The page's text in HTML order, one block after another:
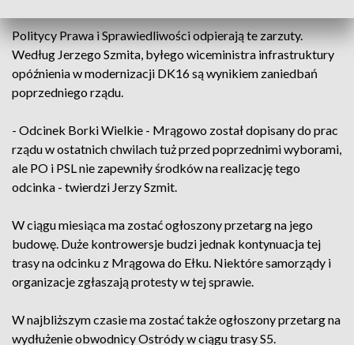
Politycy Prawa i Sprawiedliwości odpierają te zarzuty.
Według Jerzego Szmita, byłego wiceministra infrastruktury
opóźnienia w modernizacji DK16 są wynikiem zaniedbań
poprzedniego rządu.
- Odcinek Borki Wielkie - Mrągowo został dopisany do prac
rządu w ostatnich chwilach tuż przed poprzednimi wyborami,
ale PO i PSL nie zapewniły środków na realizację tego
odcinka - twierdzi Jerzy Szmit.
W ciągu miesiąca ma zostać ogłoszony przetarg na jego
budowę. Duże kontrowersje budzi jednak kontynuacja tej
trasy na odcinku z Mrągowa do Ełku. Niektóre samorządy i
organizacje zgłaszają protesty w tej sprawie.
W najbliższym czasie ma zostać także ogłoszony przetarg na
wydłużenie obwodnicy Ostródy w ciągu trasy S5.